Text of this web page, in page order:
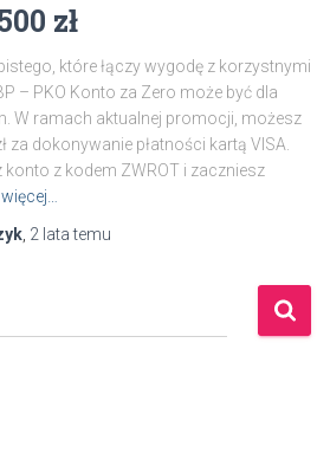
zł
które łączy wygodę z korzystnymi
– PKO Konto za Zero może być dla
W ramach aktualnej promocji, możesz
za dokonywanie płatności kartą VISA.
z kodem ZWROT i zaczniesz
2 latatemu